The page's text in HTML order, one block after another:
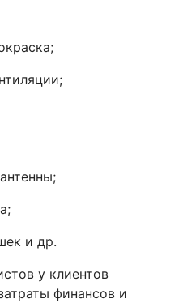
и др.
у клиентов
финансов и